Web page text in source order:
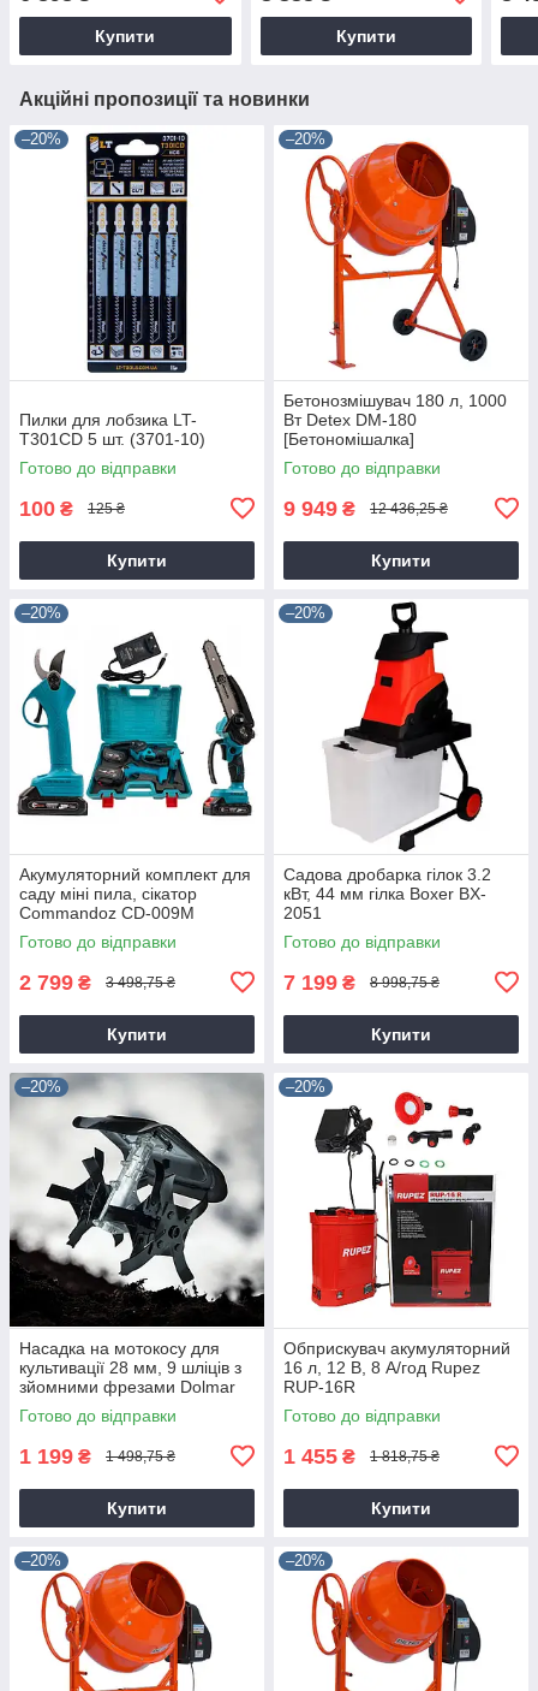
Купити Купити
Акційні пропозиції та новинки
–20%
Пилки для лобзика LT-
T301CD 5 шт. (3701-10)
Готово до відправки
100 ₴ 125 ₴
Купити
–20%
Бетонозмішувач 180 л, 1000
Вт Detex DM-180
[Бетономішалка]
Готово до відправки
9 949 ₴ 12 436,25 ₴
Купити
–20%
Акумуляторний комплект для
саду міні пила, сікатор
Commandoz CD-009M
Готово до відправки
2 799 ₴ 3 498,75 ₴
Купити
–20%
Садова дробарка гілок 3.2
кВт, 44 мм гілка Boxer BX-
2051
Готово до відправки
7 199 ₴ 8 998,75 ₴
Купити
–20%
Насадка на мотокосу для
культивації 28 мм, 9 шліців з
зйомними фрезами Dolmar
9T28
Готово до відправки
1 199 ₴ 1 498,75 ₴
Купити
–20%
Обприскувач акумуляторний
16 л, 12 В, 8 А/год Rupez
RUP-16R
Готово до відправки
1 455 ₴ 1 818,75 ₴
Купити
–20% –20%